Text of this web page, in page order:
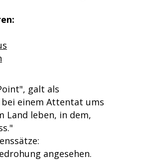
galt als
bei einem Attentat ums
Land leben, in dem,
angesehen.